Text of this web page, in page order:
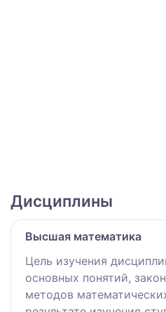
Дисциплины
Высшая математика
Цель изучения
основных понятий,
методов